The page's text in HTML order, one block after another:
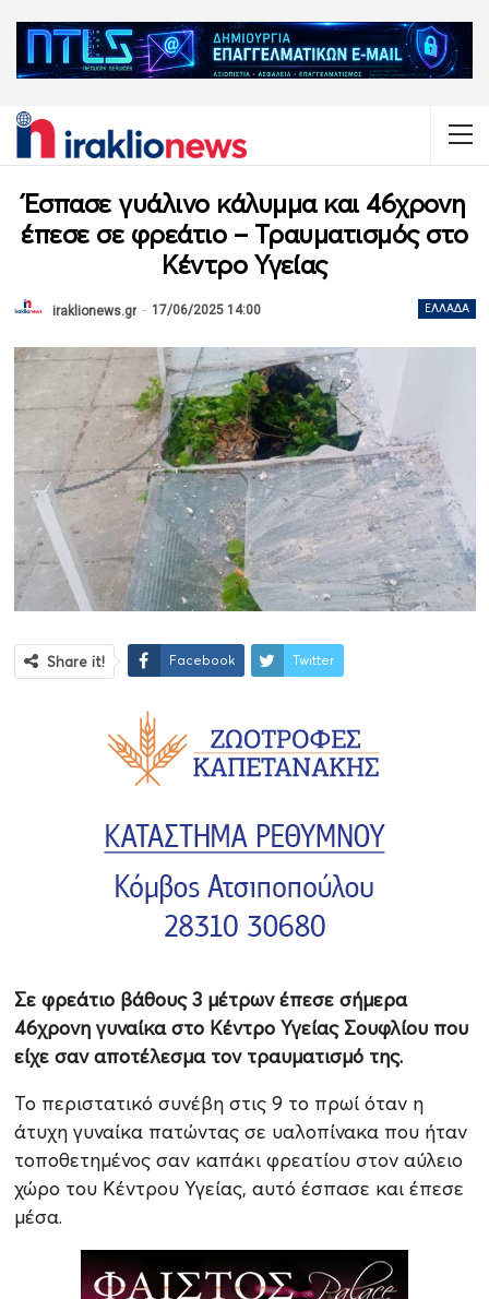
Έσπασε γυάλινο κάλυμμα και 46χρονη
έπεσε σε φρεάτιο – Τραυματισμός στο
Κέντρο Υγείας
ΕΛΛΆΔΑ
iraklionews.gr 17/06/2025 14:00
Share it! Facebook Twitter
Σε φρεάτιο βάθους 3 μέτρων έπεσε σήμερα
46χρονη γυναίκα στο Κέντρο Υγείας Σουφλίου που
είχε σαν αποτέλεσμα τον τραυματισμό της.
Το περιστατικό συνέβη στις 9 το πρωί όταν η
άτυχη γυναίκα πατώντας σε υαλοπίνακα που ήταν
τοποθετημένος σαν καπάκι φρεατίου στον αύλειο
χώρο του Κέντρου Υγείας, αυτό έσπασε και έπεσε
μέσα.